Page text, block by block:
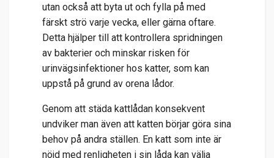
utan också att byta ut och fylla på med
färskt strö varje vecka, eller gärna oftare.
Detta hjälper till att kontrollera spridningen
av bakterier och minskar risken för
urinvägsinfektioner hos katter, som kan
uppstå på grund av orena lådor.
Genom att städa kattlådan konsekvent
undviker man även att katten börjar göra sina
behov på andra ställen. En katt som inte är
nöjd med renligheten i sin låda kan välja